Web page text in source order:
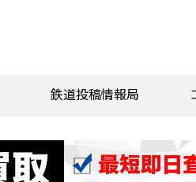
鉄道投稿情報局